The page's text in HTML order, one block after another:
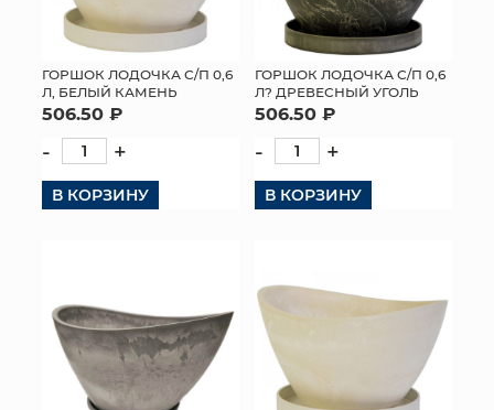
ГОРШОК ЛОДОЧКА С/П 0,6
Л, БЕЛЫЙ КАМЕНЬ
506.50 ₽
- +
В КОРЗИНУ
ГОРШОК ЛОДОЧКА С/П 0,6
Л? ДРЕВЕСНЫЙ УГОЛЬ
506.50 ₽
- +
В КОРЗИНУ